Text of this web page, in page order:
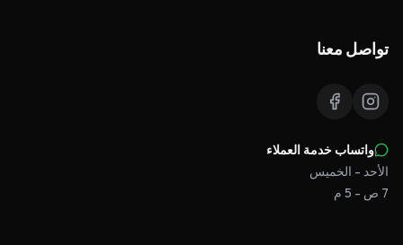
تواصل معنا
واتساب خدمة العملاء
الأحد - الخميس
7 ص - 5 م